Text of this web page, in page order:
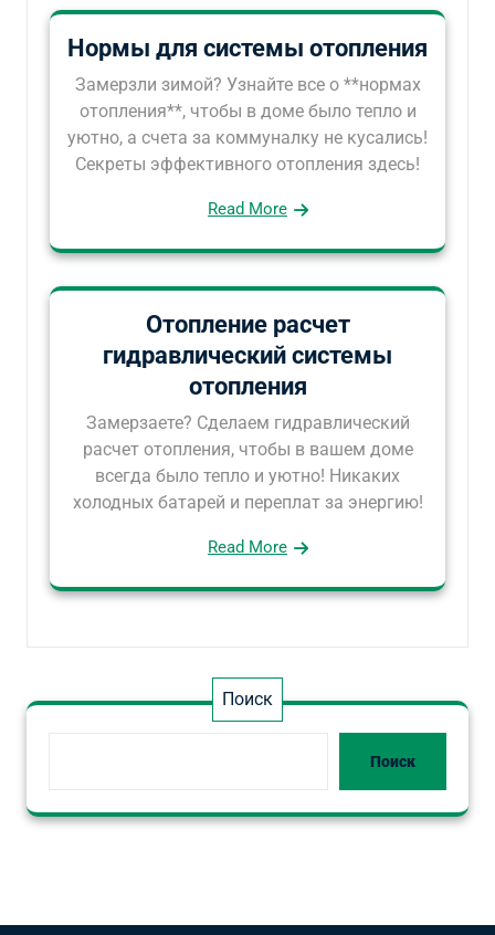
Нормы для системы отопления
Замерзли зимой? Узнайте все о **нормах
отопления**, чтобы в доме было тепло и
уютно, а счета за коммуналку не кусались!
Секреты эффективного отопления здесь!
Read More
Отопление расчет
гидравлический системы
отопления
Замерзаете? Сделаем гидравлический
расчет отопления, чтобы в вашем доме
всегда было тепло и уютно! Никаких
холодных батарей и переплат за энергию!
Read More
Поиск
Поиск